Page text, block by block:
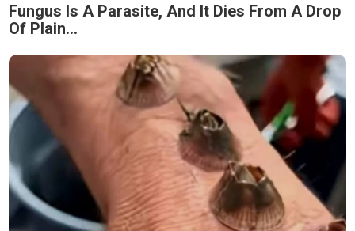
Fungus Is A Parasite, And It Dies From A Drop
Of Plain...